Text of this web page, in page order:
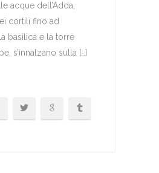
acque dell’Adda,
cortili fino ad
basilica e la torre
s’innalzano sulla […]